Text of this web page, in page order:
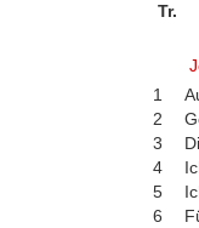
Tr.
1
2
3
4
5
6